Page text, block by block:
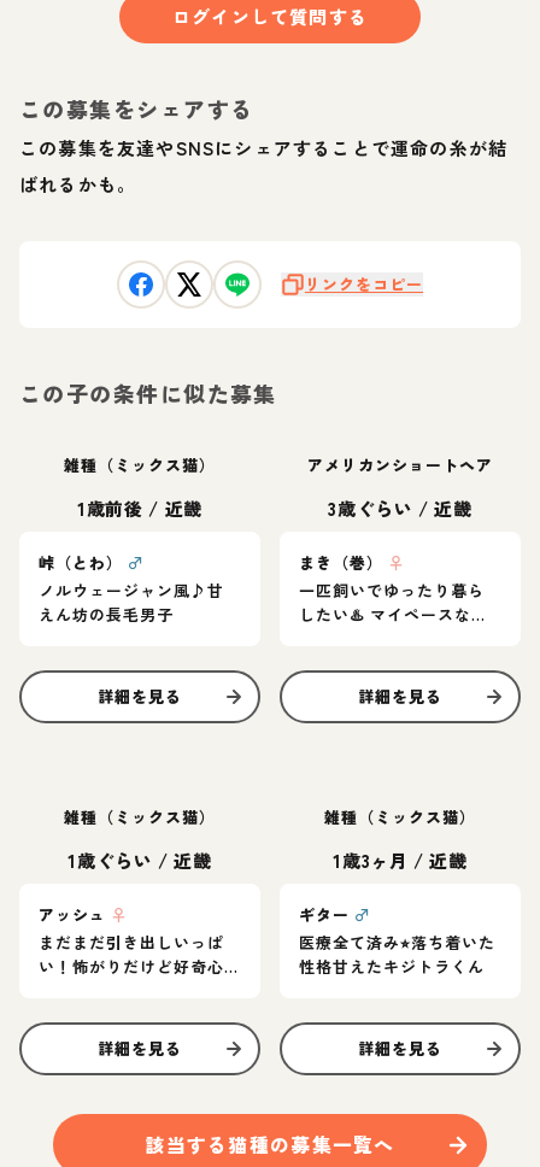
ログインして質問する
この募集をシェアする
この募集を友達やSNSにシェアすることで運命の糸が結
ばれるかも。
リンクをコピー
この子の条件に似た募集
雑種（ミックス猫）
1歳前後 / 近畿
峠（とわ）
♂
ノルウェージャン風♪甘
えん坊の長毛男子
詳細を見る
アメリカンショートヘア
3歳ぐらい /近畿
まき（巻）
♀
一匹飼いでゆったり暮ら
したい♨️ マイペースなア
詳細を見る
雑種（ミックス猫）
1歳ぐらい /近畿
アッシュ ♀
まだまだ引き出しいっぱ
い！怖がりだけど好奇心
詳細を見る
雑種（ミックス猫）
1歳3ヶ月 /近畿
ギター ♂
医療全て済み⭐︎落ち着いた
性格甘えたキジトラくん
詳細を見る
該当する 猫種の募集一覧へ